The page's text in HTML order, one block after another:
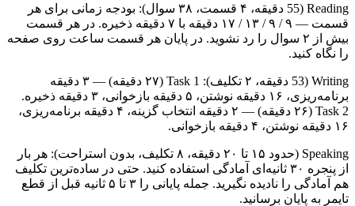
Reading (55 دقیقه، ۴ قسمت، ۳۸ سوال): بودجه زمانی برای هر
قسمت — ۹ / ۹ / ۱۳ / ۱۷ دقیقه با ۷ دقیقه ذخیره. در هر قسمت
بیش از ۲ سوال را رد نشوید. در پایان هر قسمت ساعت روی صفحه
را نگاه کنید.
Writing (53 دقیقه، ۲ تکلیف): Task 1 (۲۷ دقیقه) — ۳ دقیقه
برنامه‌ریزی، ۱۶ دقیقه نوشتن، ۵ دقیقه بازخوانی، ۳ دقیقه ذخیره.
Task 2 (۲۶ دقیقه) — ۲ دقیقه انتخاب گزینه، ۴ دقیقه برنامه‌ریزی،
۱۶ دقیقه نوشتن، ۴ دقیقه بازخوانی.
Speaking (حدود ۱۵ تا ۲۰ دقیقه، ۸ تکلیف، بدون استراحت): هر بار
از پنجره ۳۰ ثانیه‌ای آمادگی استفاده کنید. حتی در ساده‌ترین تکلیف
هم آمادگی را نادیده نگیرید. جمله پایانی را ۳ تا ۵ ثانیه قبل از قطع
تایمر به پایان برسانید.